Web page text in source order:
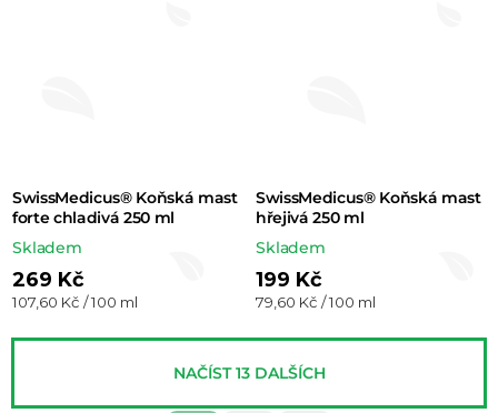
SwissMedicus® Koňská mast
forte chladivá 250 ml
Skladem
269 Kč
Měrná
107,60 Kč / 100 ml
SwissMedicus® Koňská mast
hřejivá 250 ml
Skladem
199 Kč
Měrná
79,60 Kč / 100 ml
NAČÍST 13 DALŠÍCH